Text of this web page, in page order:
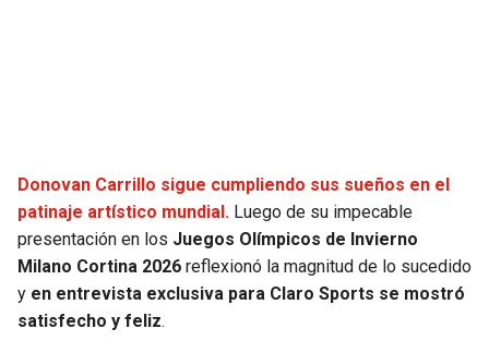
Donovan Carrillo sigue cumpliendo sus sueños en el
patinaje artístico mundial. Luego de su impecable
presentación en los Juegos Olímpicos de Invierno
Milano Cortina 2026 reflexionó la magnitud de lo sucedido
y en entrevista exclusiva para Claro Sports se mostró
satisfecho y feliz.